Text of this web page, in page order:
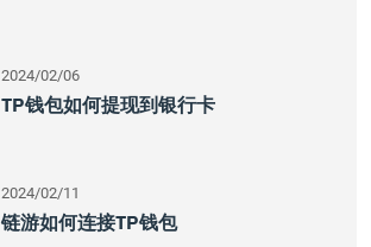
2024/02/06
TP钱包如何提现到银行卡
2024/02/11
链游如何连接TP钱包